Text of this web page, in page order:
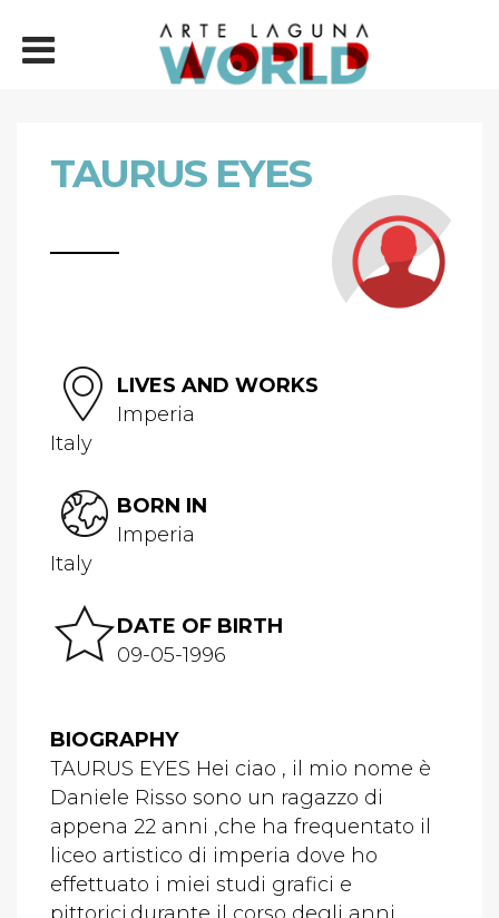
TAURUS EYES
LIVES AND WORKS
Imperia
Italy
BORN IN
Imperia
Italy
DATE OF BIRTH
09-05-1996
BIOGRAPHY
TAURUS EYES Hei ciao , il mio nome è
Daniele Risso sono un ragazzo di
appena 22 anni ,che ha frequentato il
liceo artistico di imperia dove ho
effettuato i miei studi grafici e